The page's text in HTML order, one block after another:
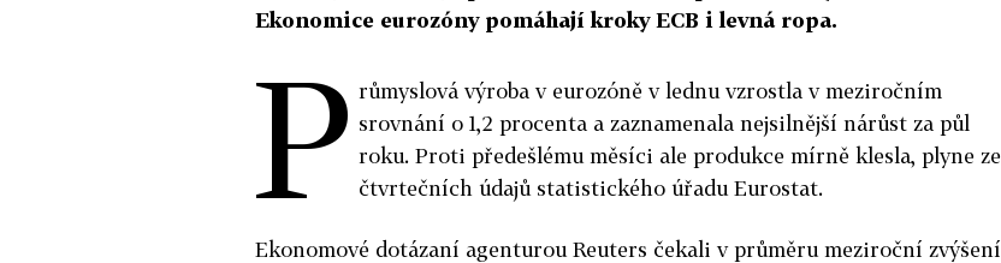
Ekonomice eurozóny pomáhají kroky ECB i levná ropa.
P růmyslová výroba v eurozóně v lednu vzrostla v meziročním
srovnání o 1,2 procenta a zaznamenala nejsilnější nárůst za půl
roku. Proti předešlému měsíci ale produkce mírně klesla, plyne ze
čtvrtečních údajů statistického úřadu Eurostat.
Ekonomové dotázaní agenturou Reuters čekali v průměru meziroční zvýšení